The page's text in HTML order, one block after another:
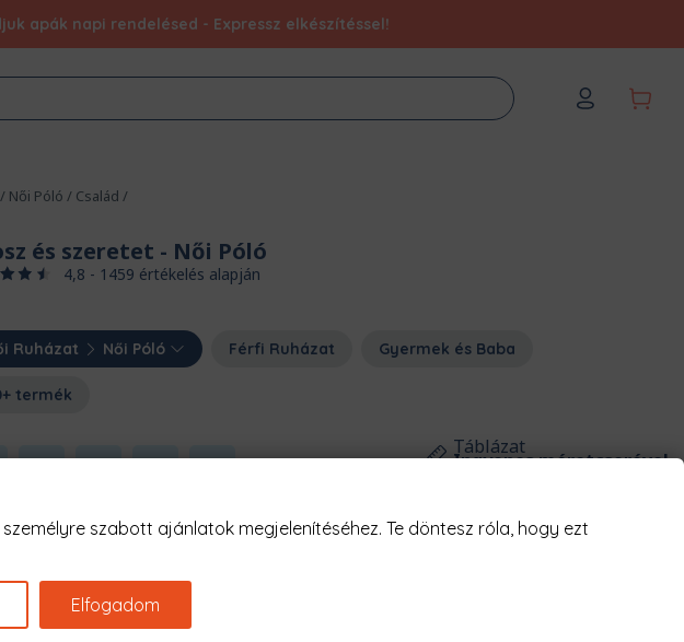
apák napi rendelésed - Expressz elkészítéssel!
/ Női Póló / Család /
és szeretet - Női Póló
4,8 - 1459 értékelés alapján
Ruházat Női Póló Férfi Ruházat Gyermek és Baba
termék
Táblázat
Ingyenes méretcserével
M L XL 2XL
szabott ajánlatok megjelenítéséhez. Te döntesz róla, hogy ezt
Elfogadom